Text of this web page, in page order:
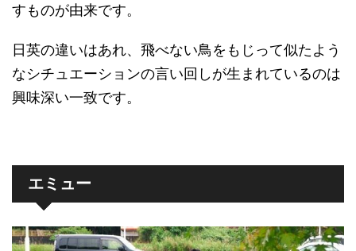
すものが由来です。
日英の違いはあれ、飛べない鳥をもじって似たよう
なシチュエーションの言い回しが生まれているのは
興味深い一致です。
エミュー